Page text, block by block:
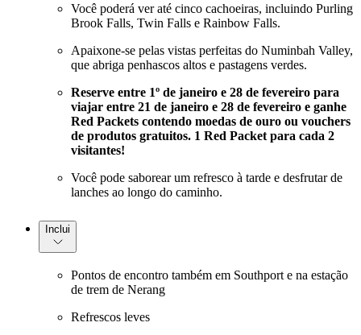
Você poderá ver até cinco cachoeiras, incluindo Purling
Brook Falls, Twin Falls e Rainbow Falls.
Apaixone-se pelas vistas perfeitas do Numinbah Valley,
que abriga penhascos altos e pastagens verdes.
Reserve entre 1º de janeiro e 28 de fevereiro para
viajar entre 21 de janeiro e 28 de fevereiro e ganhe
Red Packets contendo moedas de ouro ou vouchers
de produtos gratuitos. 1 Red Packet para cada 2
visitantes!
Você pode saborear um refresco à tarde e desfrutar de
lanches ao longo do caminho.
Inclui
Pontos de encontro também em Southport e na estação
de trem de Nerang
Refrescos leves